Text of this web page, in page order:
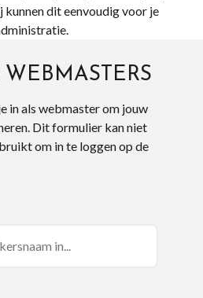
kunnen dit eenvoudig voor je
in als webmaster om jouw
Dit formulier kan niet
om in te loggen op de